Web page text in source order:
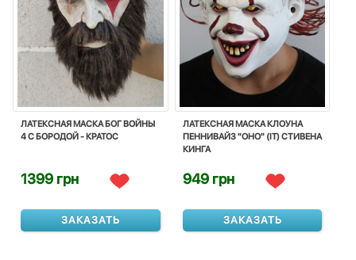
ЛАТЕКСНАЯ МАСКА БОГ ВОЙНЫ
4 С БОРОДОЙ - КРАТОС
1399 грн
ЗАКАЗАТЬ
ЛАТЕКСНАЯ МАСКА КЛОУНА
ПЕННИВАЙЗ "ОНО" (IT) СТИВЕНА
КИНГА
949 грн
ЗАКАЗАТЬ